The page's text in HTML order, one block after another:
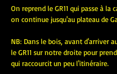
On reprend le GR11 qui passe à la
on continue jusqu'au plateau de
NB: Dans le bois, avant d'arriver
le GR11 sur notre droite pour
qui raccourcit un peu l'itinéraire.